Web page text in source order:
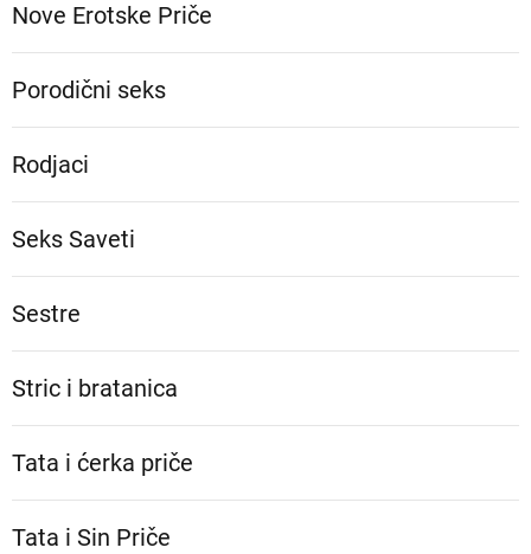
Nove Erotske Priče
Porodični seks
Rodjaci
Seks Saveti
Sestre
Stric i bratanica
Tata i ćerka priče
Tata i Sin Priče